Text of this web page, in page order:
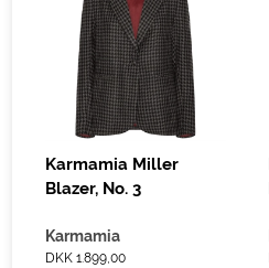
Karmamia Miller
Blazer, No. 3
Karmamia
DKK 1.899,00